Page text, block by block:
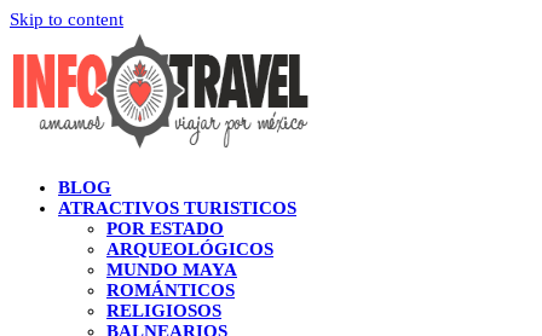
Skip to content
BLOG
ATRACTIVOS TURISTICOS
POR ESTADO
ARQUEOLÓGICOS
MUNDO MAYA
ROMÁNTICOS
RELIGIOSOS
BALNEARIOS